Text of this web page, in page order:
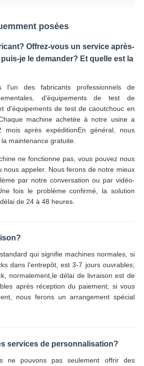
posées
Offrez-vous un service après-
je le demander? Et quelle est la
l'un des fabricants professionnels de
d'équipements de test de
d'équipements de test de caoutchouc en
machine achetée à notre usine a
après expéditionEn général, nous
maintenance gratuite.
ne fonctionne pas, vous pouvez nous
nous appeler. Nous ferons de notre mieux
par notre conversation ou par vidéo-
fois le problème confirmé, la solution
de 24 à 48 heures.
qui signifie machines normales, si
dans l'entrepôt, est 3-7 jours ouvrables;
normalement,le délai de livraison est de
après réception du paiement; si vous
nous ferons un arrangement spécial
services de personnalisation?
ne pouvons pas seulement offrir des